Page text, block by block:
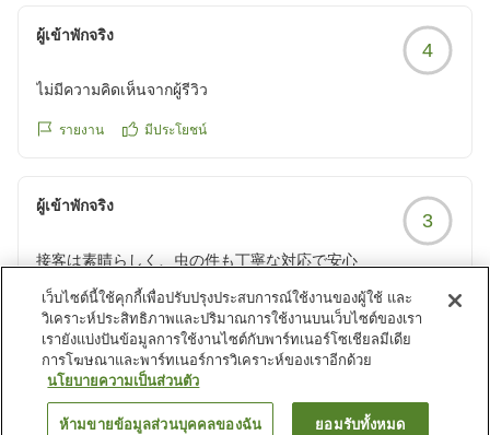
ผู้เข้าพักจริง
4
ไม่มีความคิดเห็นจากผู้รีวิว
รายงาน มีประโยชน์
ผู้เข้าพักจริง
3
接客は素晴らしく、虫の件も丁寧な対応で安心
接客はとても良かったです。
特にお電話の対応が素晴らしいと感じました。
朝食も私には十分でした。
ただ部屋に小さな虫が何匹が出て、それだけちょっと嫌でし
たが、チェックアウトの際にフロントに伝えたら原因を調べ
รายงาน มีประโยชน์
ดูรายการเพิ่มเติม
เว็บไซต์นี้ใช้คุกกี้เพื่อปรับปรุงประสบการณ์ใช้งานของผู้ใช้ และ
วิเคราะห์ประสิทธิภาพและปริมาณการใช้งานบนเว็บไซต์ของเรา
เรายังแบ่งปันข้อมูลการใช้งานไซต์กับพาร์ทเนอร์โซเชียลมีเดีย
การโฆษณาและพาร์ทเนอร์การวิเคราะห์ของเราอีกด้วย
นโยบายความเป็นส่วนตัว
ห้ามขายข้อมูลส่วนบุคคลของฉัน ยอมรับทั้งหมด